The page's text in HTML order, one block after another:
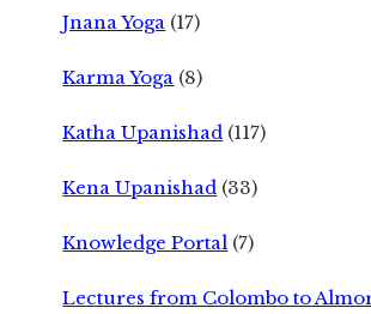
Jnana Yoga (17)
Karma Yoga (8)
Katha Upanishad (117)
Kena Upanishad (33)
Knowledge Portal (7)
Lectures from Colombo to